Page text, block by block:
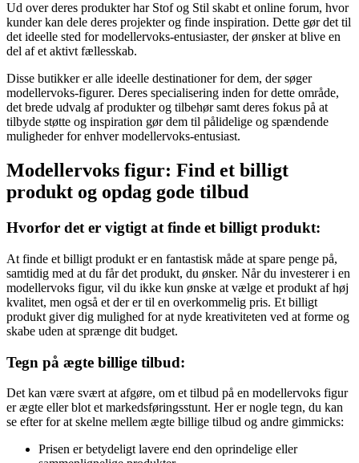
Ud over deres produkter har Stof og Stil skabt et online forum, hvor
kunder kan dele deres projekter og finde inspiration. Dette gør det til
det ideelle sted for modellervoks-entusiaster, der ønsker at blive en
del af et aktivt fællesskab.
Disse butikker er alle ideelle destinationer for dem, der søger
modellervoks-figurer. Deres specialisering inden for dette område,
det brede udvalg af produkter og tilbehør samt deres fokus på at
tilbyde støtte og inspiration gør dem til pålidelige og spændende
muligheder for enhver modellervoks-entusiast.
Modellervoks figur: Find et billigt
produkt og opdag gode tilbud
Hvorfor det er vigtigt at finde et billigt produkt:
At finde et billigt produkt er en fantastisk måde at spare penge på,
samtidig med at du får det produkt, du ønsker. Når du investerer i en
modellervoks figur, vil du ikke kun ønske at vælge et produkt af høj
kvalitet, men også et der er til en overkommelig pris. Et billigt
produkt giver dig mulighed for at nyde kreativiteten ved at forme og
skabe uden at sprænge dit budget.
Tegn på ægte billige tilbud:
Det kan være svært at afgøre, om et tilbud på en modellervoks figur
er ægte eller blot et markedsføringsstunt. Her er nogle tegn, du kan
se efter for at skelne mellem ægte billige tilbud og andre gimmicks:
Prisen er betydeligt lavere end den oprindelige eller